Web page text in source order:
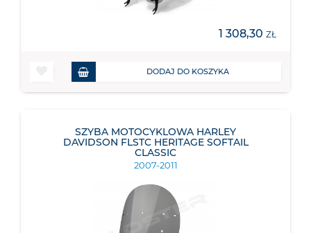
1 308,30 ZŁ
DODAJ DO KOSZYKA
SZYBA MOTOCYKLOWA HARLEY
DAVIDSON FLSTC HERITAGE SOFTAIL
CLASSIC
2007-2011